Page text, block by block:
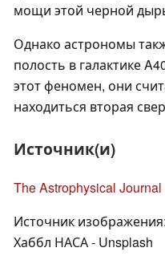
мощи этой черной
Однако астрономы
полость в галактике
этот феномен, они
находиться вторая
Источник(и)
The Astrophysical Journal
Источник
Хаббл НАСА - Unsplash